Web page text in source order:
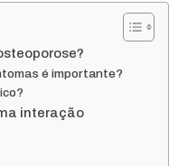
é importante?
interação